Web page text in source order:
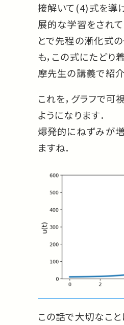
接解いて(4)式を導け
展的な学習をされ
とで先程の漸化式
も，この式にたどり
摩先生の講義で紹介
これを，グラフで可
ようになります．
爆発的にねずみが
ますね．
この話で大切なこと